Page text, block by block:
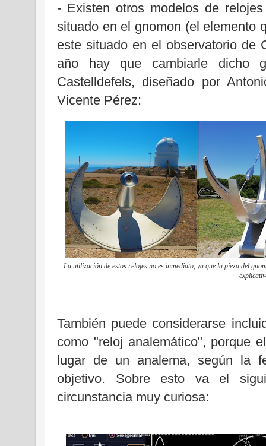
- Existen otros modelos de
situado en el gnomon (el elemento
este situado en el observatorio de
año hay que cambiarle dicho
Castelldefels, diseñado por
Vicente Pérez:
La utilización de estos relojes no es inmediato, ya que la pieza del
También puede considerarse
como "reloj analemático", porque
lugar de un analema, según la
objetivo. Sobre esto va el
circunstancia muy curiosa: